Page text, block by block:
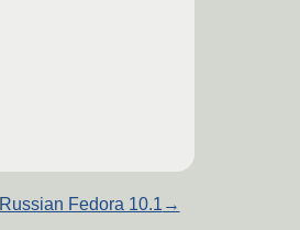
Russian Fedora 10.1 →